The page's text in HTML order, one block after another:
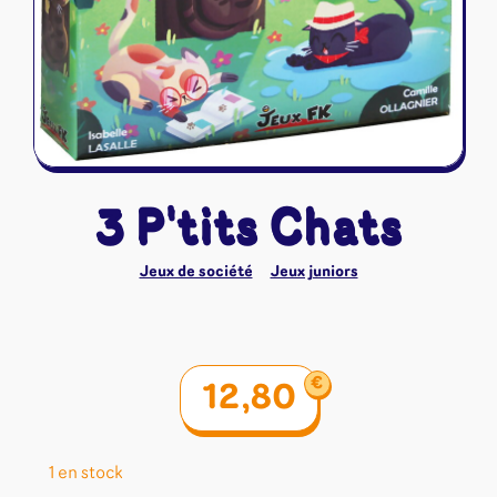
Naruto Mythos
Autres
Tapis de jeu
3 P'tits Chats
Jeux de société Jeux juniors
12,80 €
1 en stock